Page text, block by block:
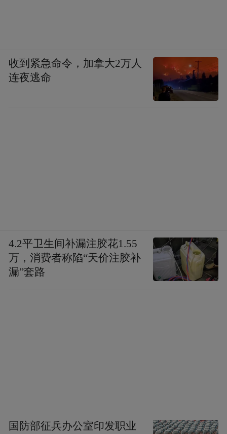
收到紧急命令，加拿大2万人
连夜逃命
4.2平卫生间补漏注胶花1.55
万，消费者称陷“天价注胶补
漏”套路
国防部征兵办公室印发职业